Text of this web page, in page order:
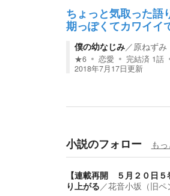
ちょっと気取った語
期っぽくてカワイイ
僕の幼なじみ／原ねずみ
★6 恋愛 完結済 1話
2018年7月17日更新
小説のフォロー も
【連載再開 ５月２０日
り上がる／花音小坂（旧